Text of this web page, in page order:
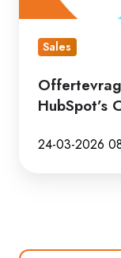
Sales
HubSpot’s
24-03-2026